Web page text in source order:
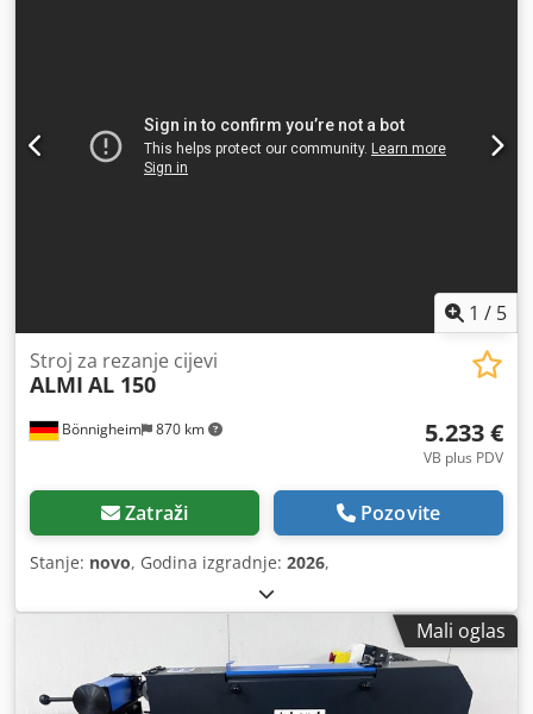
1 / 5
Bönnigheim 870 km
Stroj za rezanje cijevi
ALMI AL 150
5.233 €
VB plus PDV
Zatraži Pozovite
Stanje: novo, Godina izgradnje: 2026,
Mali oglas